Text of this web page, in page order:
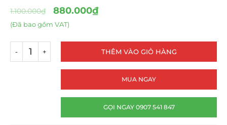
1.100.000₫ 880.000₫
(Đã bao gồm VAT)
THÊM VÀO GIỎ HÀNG
MUA NGAY
GỌI NGAY 0907 541 847